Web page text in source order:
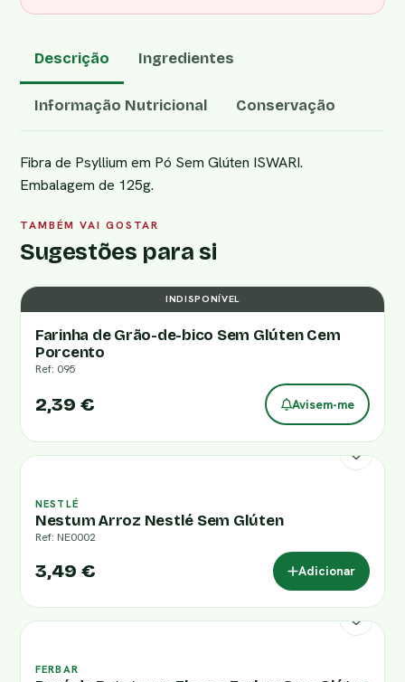
Descrição Ingredientes
Informação Nutricional Conservação
Fibra de Psyllium em Pó Sem Glúten ISWARI.
Embalagem de 125g.
TAMBÉM VAI GOSTAR
Sugestões para si
INDISPONÍVEL
Farinha de Grão-de-bico Sem Glúten Cem
Porcento
Ref: 095
2,39 € Avisem-me
NESTLÉ
Nestum Arroz Nestlé Sem Glúten
Ref: NE0002
3,49 € Adicionar
FERBAR